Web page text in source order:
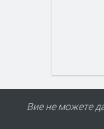
Вие не можете